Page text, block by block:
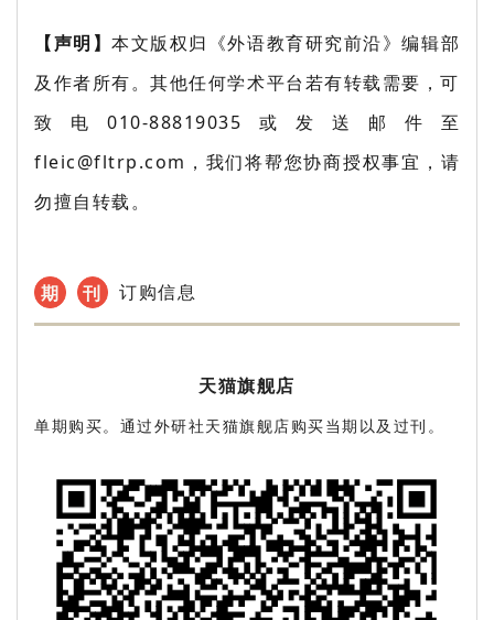
【声明】本文版权归《外语教育研究前沿》编辑部
及作者所有。其他任何学术平台若有转载需要，可
致电010-88819035或发送邮件至
fleic@fltrp.com，我们将帮您协商授权事宜，请
勿擅自转载。
期 刊 订购信息
天猫旗舰店
单期购买。通过外研社天猫旗舰店购买当期以及过刊。